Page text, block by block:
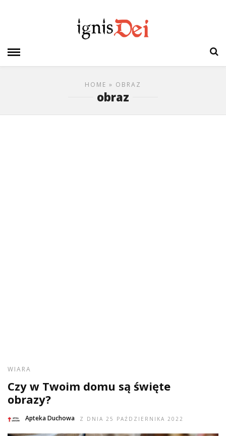
HOME » OBRAZ
obraz
WIARA
Czy w Twoim domu są święte
obrazy?
Apteka Duchowa Z DNIA 25 PAŹDZIERNIKA 2022